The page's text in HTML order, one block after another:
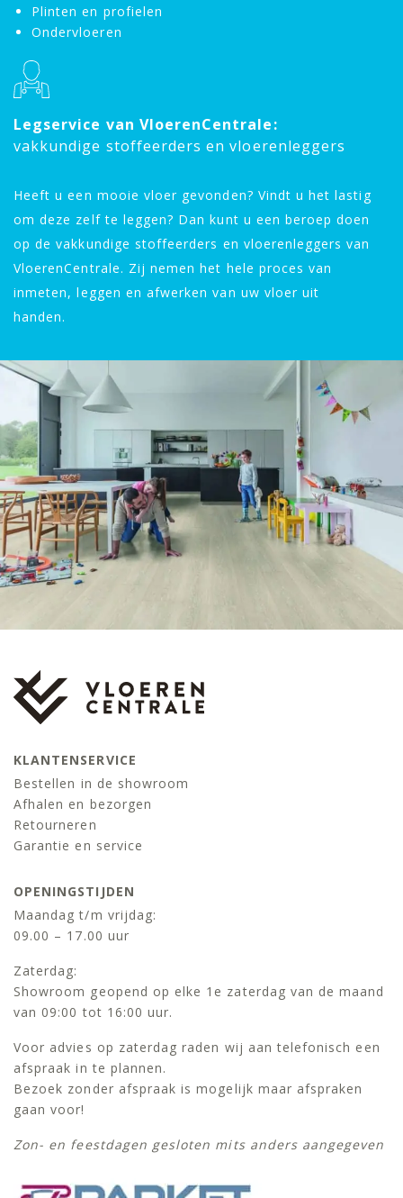
Plinten en profielen
Ondervloeren
Legservice van VloerenCentrale:
vakkundige stoffeerders en vloerenleggers
Heeft u een mooie vloer gevonden? Vindt u het lastig
om deze zelf te leggen? Dan kunt u een beroep doen
op de vakkundige stoffeerders en vloerenleggers van
VloerenCentrale. Zij nemen het hele proces van
inmeten, leggen en afwerken van uw vloer uit
handen.
KLANTENSERVICE
Bestellen in de showroom
Afhalen en bezorgen
Retourneren
Garantie en service
OPENINGSTIJDEN
Maandag t/m vrijdag:
09.00 – 17.00 uur
Zaterdag:
Showroom geopend op elke 1e zaterdag van de maand
van 09:00 tot 16:00 uur.
Voor advies op zaterdag raden wij aan telefonisch een
afspraak in te plannen.
Bezoek zonder afspraak is mogelijk maar afspraken
gaan voor!
Zon- en feestdagen gesloten mits anders aangegeven